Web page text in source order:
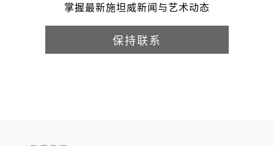
掌握最新施坦威新闻与艺术动态
保持联系